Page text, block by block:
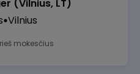
(Vilnius, LT)
Vilnius
mokesčius